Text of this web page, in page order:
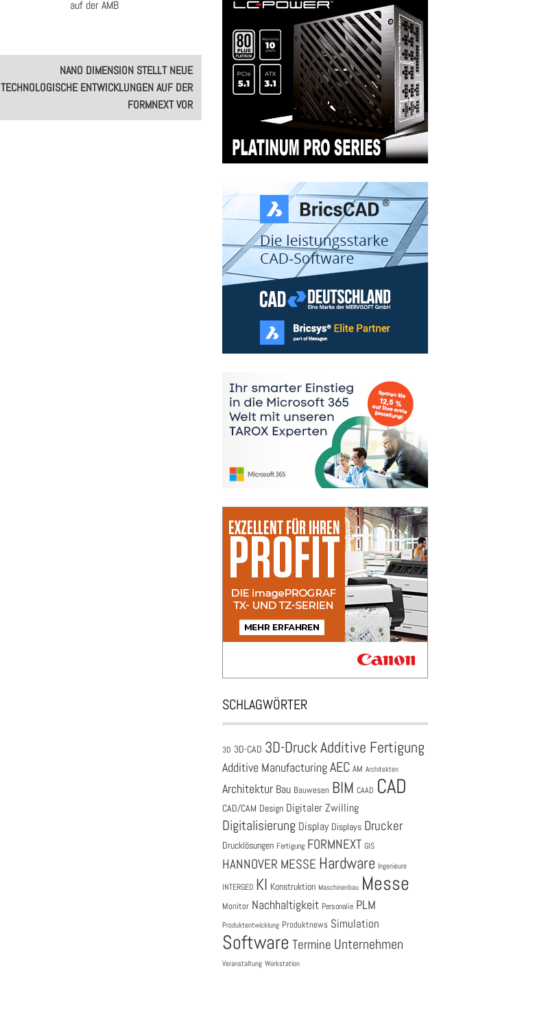
auf der AMB
NANO DIMENSION STELLT NEUE
TECHNOLOGISCHE ENTWICKLUNGEN AUF DER
FORMNEXT VOR
SCHLAGWÖRTER
3D 3D-CAD 3D-DruckAdditive Fertigung
Additive ManufacturingAEC AM Architekten
Architektur Bau Bauwesen BIM CAAD CAD
CAD/CAM Design Digitaler Zwilling
Digitalisierung Display Displays Drucker
Drucklösungen Fertigung FORMNEXT GIS
HANNOVER MESSE Hardware Ingenieure
INTERGEO KI Konstruktion Maschinenbau Messe
Monitor Nachhaltigkeit Personalie PLM
Produktentwicklung Produktnews Simulation
Software Termine Unternehmen
Veranstaltung Workstation